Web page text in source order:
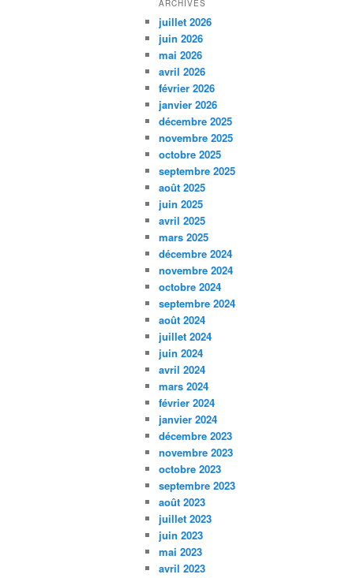
ARCHIVES
juillet 2026
juin 2026
mai 2026
avril 2026
février 2026
janvier 2026
décembre 2025
novembre 2025
octobre 2025
septembre 2025
août 2025
juin 2025
avril 2025
mars 2025
décembre 2024
novembre 2024
octobre 2024
septembre 2024
août 2024
juillet 2024
juin 2024
avril 2024
mars 2024
février 2024
janvier 2024
décembre 2023
novembre 2023
octobre 2023
septembre 2023
août 2023
juillet 2023
juin 2023
mai 2023
avril 2023